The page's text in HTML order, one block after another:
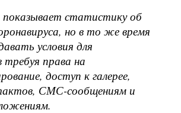
статистику об
но в то же время
условия для
требуя права на
доступ к галерее,
СМС-сообщениям и